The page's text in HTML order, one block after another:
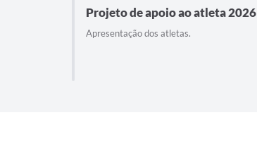
Projeto de apoio ao atleta 2026
Apresentação dos atletas.